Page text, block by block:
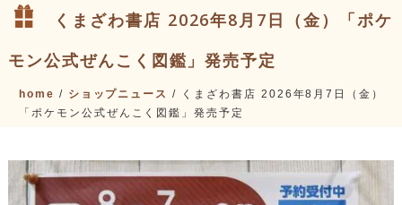
くまざわ書店 2026年8月7日（金）「ポケ
モン公式ぜんこく図鑑」発売予定
home / ショップニュース /
くまざわ書店 2026年8月7日（金）
「ポケモン公式ぜんこく図鑑」発売予定